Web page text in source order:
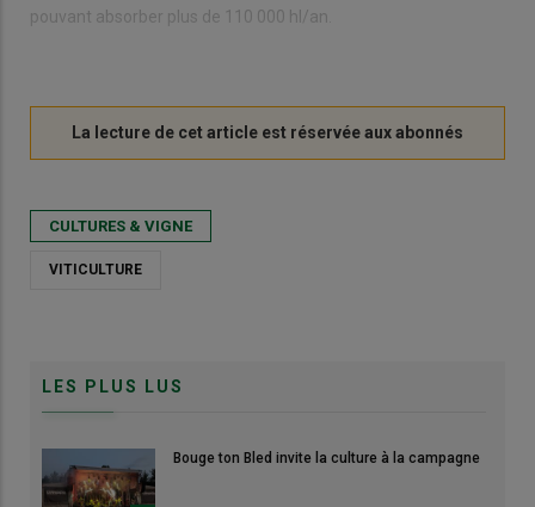
pouvant absorber plus de 110 000 hl/an.
CULTURES & VIGNE
VITICULTURE
LES PLUS LUS
Bouge ton Bled invite la culture à la campagne